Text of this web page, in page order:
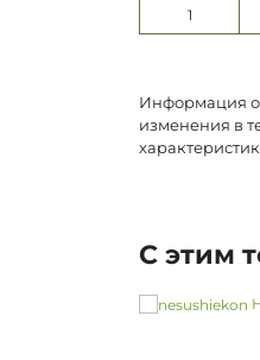
1
Информация о
изменения в
С этим